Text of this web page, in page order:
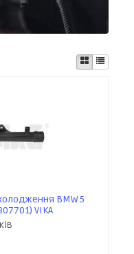
BMW 5
VIKA